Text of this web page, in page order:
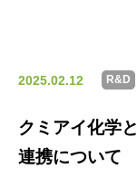
2025.02.12 R&D
クミアイ化学
連携について